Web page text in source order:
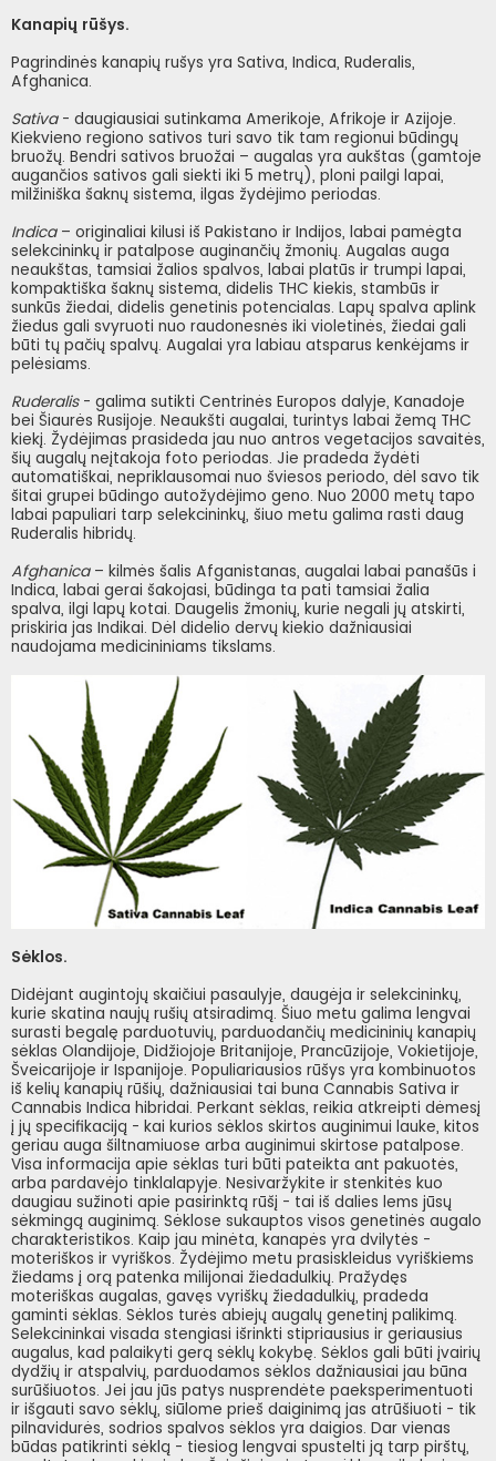
Kanapių rūšys.
Pagrindinės kanapių rušys yra Sativa, Indica, Ruderalis,
Afghanica.
Sativa- daugiausiai sutinkama Amerikoje, Afrikoje ir Azijoje.
Kiekvieno regiono sativos turi savo tik tam regionui būdingų
bruožų. Bendri sativos bruožai – augalas yra aukštas (gamtoje
augančios sativos gali siekti iki 5 metrų), ploni pailgi lapai,
milžiniška šaknų sistema, ilgas žydėjimo periodas.
Indica– originaliai kilusi iš Pakistano ir Indijos, labai pamėgta
selekcininkų ir patalpose auginančių žmonių. Augalas auga
neaukštas, tamsiai žalios spalvos, labai platūs ir trumpi lapai,
kompaktiška šaknų sistema, didelis THC kiekis, stambūs ir
sunkūs žiedai, didelis genetinis potencialas. Lapų spalva aplink
žiedus gali svyruoti nuo raudonesnės iki violetinės, žiedai gali
būti tų pačių spalvų. Augalai yra labiau atsparus kenkėjams ir
pelėsiams.
Ruderalis- galima sutikti Centrinės Europos dalyje, Kanadoje
bei Šiaurės Rusijoje. Neaukšti augalai, turintys labai žemą THC
kiekį. Žydėjimas prasideda jau nuo antros vegetacijos savaitės,
šių augalų neįtakoja foto periodas. Jie pradeda žydėti
automatiškai, nepriklausomai nuo šviesos periodo, dėl savo tik
šitai grupei būdingo autožydėjimo geno. Nuo 2000 metų tapo
labai papuliari tarp selekcininkų, šiuo metu galima rasti daug
Ruderalis hibridų.
Afghanica– kilmės šalis Afganistanas, augalai labai panašūs i
Indica, labai gerai šakojasi, būdinga ta pati tamsiai žalia
spalva, ilgi lapų kotai. Daugelis žmonių, kurie negali jų atskirti,
priskiria jas Indikai. Dėl didelio dervų kiekio dažniausiai
naudojama medicininiams tikslams.
Sėklos.
Didėjant augintojų skaičiui pasaulyje, daugėja ir selekcininkų,
kurie skatina naujų rušių atsiradimą. Šiuo metu galima lengvai
surasti begalę parduotuvių, parduodančių medicininių kanapių
sėklas Olandijoje, Didžiojoje Britanijoje, Prancūzijoje, Vokietijoje,
Šveicarijoje ir Ispanijoje. Populiariausios rūšys yra kombinuotos
iš kelių kanapių rūšių, dažniausiai tai buna Cannabis Sativa ir
Cannabis Indica hibridai. Perkant sėklas, reikia atkreipti dėmesį
į jų specifikaciją - kai kurios sėklos skirtos auginimui lauke, kitos
geriau auga šiltnamiuose arba auginimui skirtose patalpose.
Visa informacija apie sėklas turi būti pateikta ant pakuotės,
arba pardavėjo tinklalapyje. Nesivaržykite ir stenkitės kuo
daugiau sužinoti apie pasirinktą rūšį - tai iš dalies lems jūsų
sėkmingą auginimą. Sėklose sukauptos visos genetinės augalo
charakteristikos. Kaip jau minėta, kanapės yra dvilytės -
moteriškos ir vyriškos. Žydėjimo metu prasiskleidus vyriškiems
žiedams į orą patenka milijonai žiedadulkių. Pražydęs
moteriškas augalas, gavęs vyriškų žiedadulkių, pradeda
gaminti sėklas. Sėklos turės abiejų augalų genetinį palikimą.
Selekcininkai visada stengiasi išrinkti stipriausius ir geriausius
augalus, kad palaikyti gerą sėklų kokybę. Sėklos gali būti įvairių
dydžių ir atspalvių, parduodamos sėklos dažniausiai jau būna
surūšiuotos. Jei jau jūs patys nusprendėte paeksperimentuoti
ir išgauti savo sėklų, siūlome prieš daiginimą jas atrūšiuoti - tik
pilnavidurės, sodrios spalvos sėklos yra daigios. Dar vienas
būdas patikrinti sėklą - tiesiog lengvai spustelti ją tarp pirštų,